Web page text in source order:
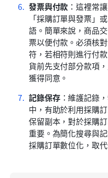
發票與付款 ：這裡常
「採購訂單與發票」
語。簡單來說，商品
票以便付款。必須核
符，若相符則進行付
貨前先支付部分款項
獲得同意。
記錄保存：維護記錄
中，有助於利用採購
保留副本，對於採購
重要。為簡化搜尋與
採購訂單數位化，取